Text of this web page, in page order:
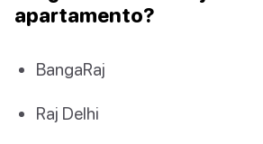
apartamento?
BangaRaj
Raj Delhi